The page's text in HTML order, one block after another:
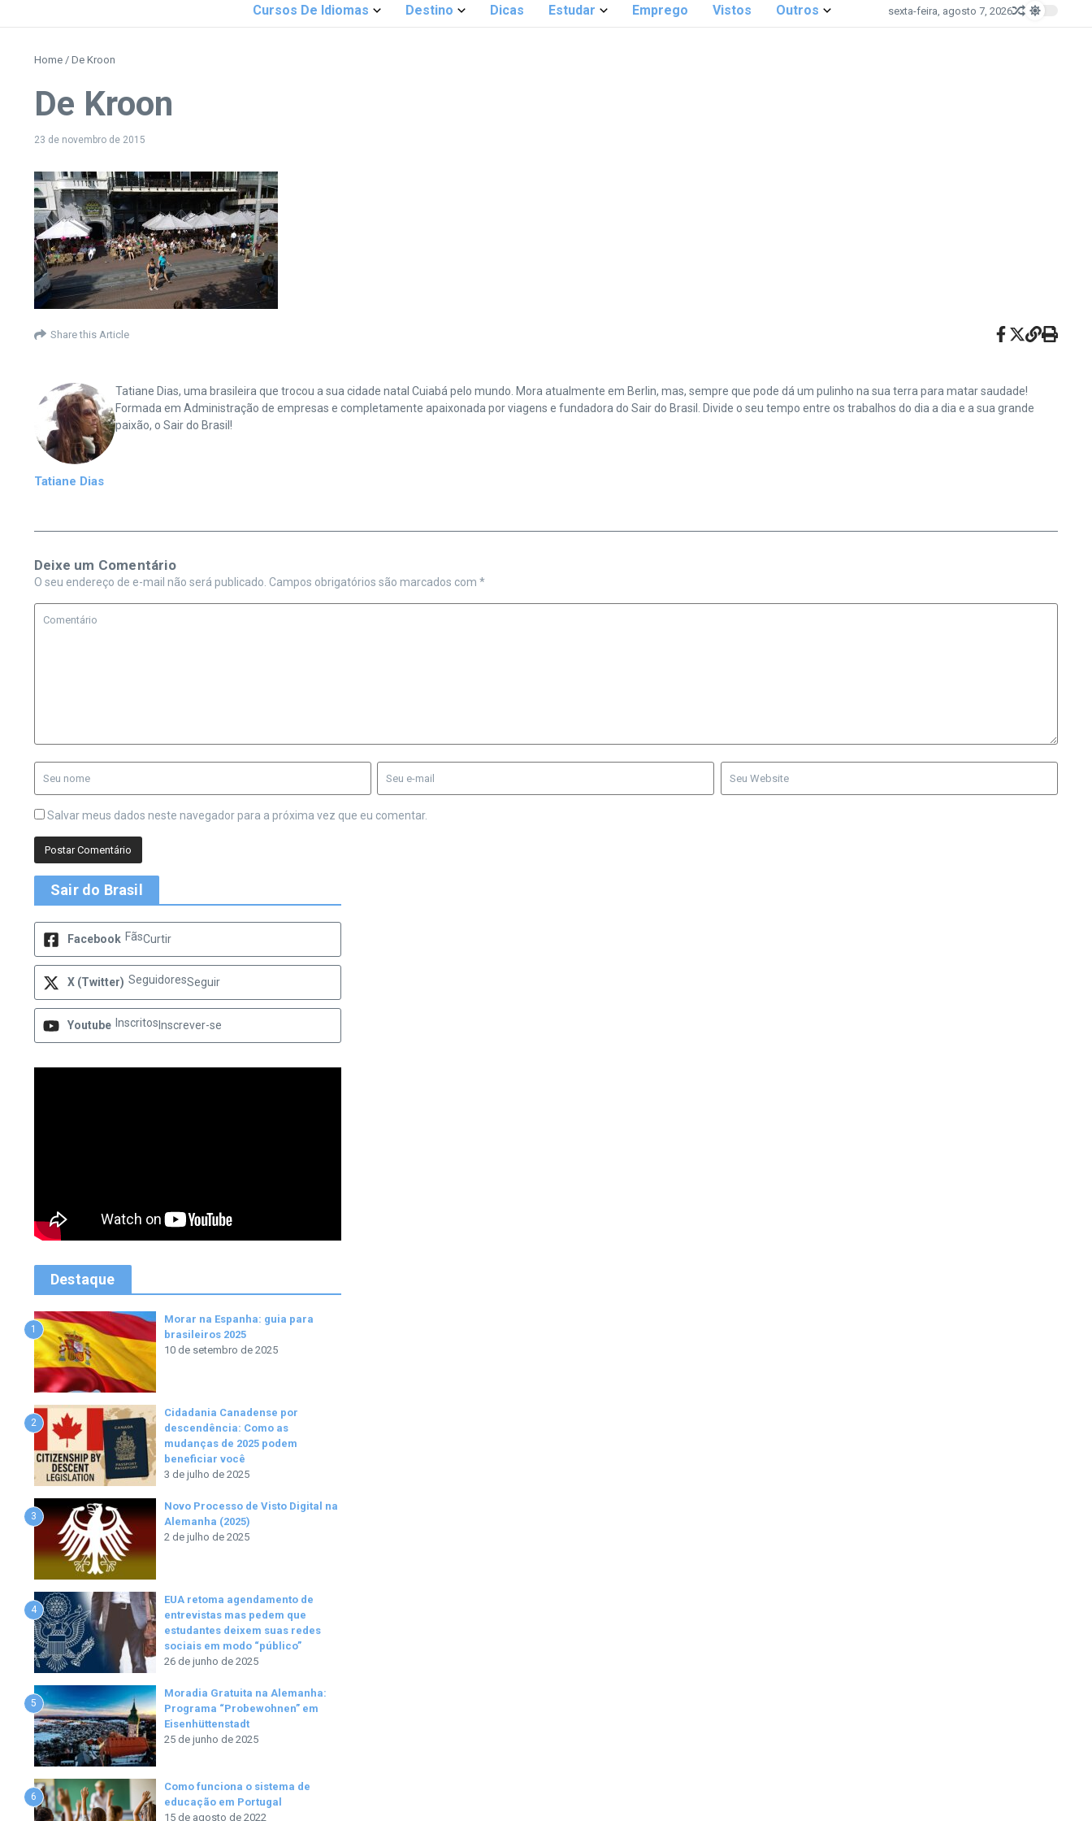
Cursos De Idiomas Destino Dicas Estudar Emprego Vistos Outros sexta-feira, agosto 7, 2026
Home / De Kroon
De Kroon
23 de novembro de 2015
Share this Article
Tatiane Dias
Tatiane Dias, uma brasileira que trocou a sua cidade natal Cuiabá pelo mundo. Mora atualmente em Berlin, mas, sempre que pode dá um pulinho na sua terra para matar saudade!
Formada em Administração de empresas e completamente apaixonada por viagens e fundadora do Sair do Brasil. Divide o seu tempo entre os trabalhos do dia a dia e a sua grande
paixão, o Sair do Brasil!
Deixe um Comentário
O seu endereço de e-mail não será publicado. Campos obrigatórios são marcados com *
Salvar meus dados neste navegador para a próxima vez que eu comentar.
Sair do Brasil
Facebook FãsCurtir
X (Twitter) SeguidoresSeguir
Youtube Inscritos Inscrever-se
Destaque
1
Morar na Espanha: guia para
brasileiros 2025
10 de setembro de 2025
2
Cidadania Canadense por
descendência: Como as
mudanças de 2025 podem
beneficiar você
3 de julho de 2025
3
Novo Processo de Visto Digital na
Alemanha (2025)
2 de julho de 2025
4
EUA retoma agendamento de
entrevistas mas pedem que
estudantes deixem suas redes
sociais em modo “público”
26 de junho de 2025
5
Moradia Gratuita na Alemanha:
Programa “Probewohnen” em
Eisenhüttenstadt
25 de junho de 2025
6
Como funciona o sistema de
educação em Portugal
15 de agosto de 2022